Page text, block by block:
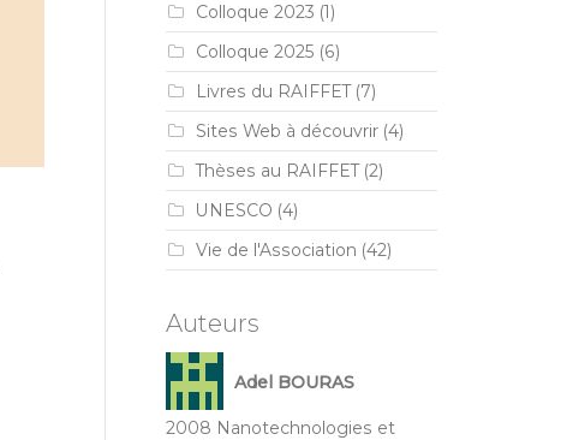
Colloque 2023 (1)
Colloque 2025 (6)
Livres du RAIFFET(7)
Sites Web à découvrir(4)
Thèses au RAIFFET(2)
UNESCO (4)
Vie de l'Association (42)
Auteurs
Adel BOURAS
2008 Nanotechnologies et